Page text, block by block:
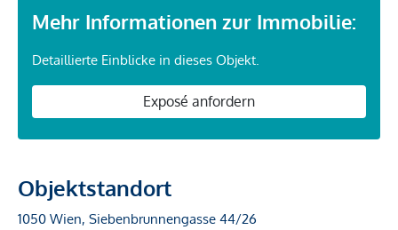
Mehr Informationen zur Immobilie:
Detaillierte Einblicke in dieses Objekt.
Exposé anfordern
Objektstandort
1050 Wien, Siebenbrunnengasse 44/26